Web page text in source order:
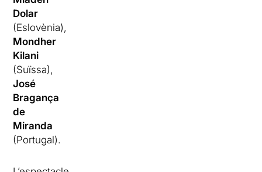
Dolar
(Eslovènia),
Mondher
Kilani
(Suïssa),
José
Bragança
de
Miranda
(Portugal).